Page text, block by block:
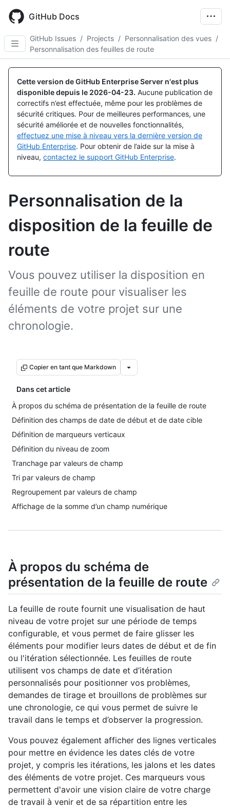
main
content
GitHub Docs
GitHub Issues / Projects / Personnalisation des vues /
Personnalisation des feuilles de route
Cette version de GitHub Enterprise Server n'est plus
disponible depuis le 2026-04-23. Aucune publication de
correctifs n’est effectuée, même pour les problèmes de
sécurité critiques. Pour de meilleures performances, une
sécurité améliorée et de nouvelles fonctionnalités,
effectuez une mise à niveau vers la dernière version de
GitHub Enterprise. Pour obtenir de l’aide sur la mise à
niveau, contactez le support GitHub Enterprise.
Personnalisation de la
disposition de la feuille de
route
Vous pouvez utiliser la disposition en
feuille de route pour visualiser les
éléments de votre projet sur une
chronologie.
Copier en tant que Markdown
Dans cet article
À propos du schéma de présentation de la feuille de route
Définition des champs de date de début et de date cible
Définition de marqueurs verticaux
Définition du niveau de zoom
Tranchage par valeurs de champ
Tri par valeurs de champ
Regroupement par valeurs de champ
Affichage de la somme d’un champ numérique
À propos du schéma de
présentation de la feuille de route
La feuille de route fournit une visualisation de haut
niveau de votre projet sur une période de temps
configurable, et vous permet de faire glisser les
éléments pour modifier leurs dates de début et de fin
ou l'itération sélectionnée. Les feuilles de route
utilisent vos champs de date et d’itération
personnalisés pour positionner vos problèmes,
demandes de tirage et brouillons de problèmes sur
une chronologie, ce qui vous permet de suivre le
travail dans le temps et d’observer la progression.
Vous pouvez également afficher des lignes verticales
pour mettre en évidence les dates clés de votre
projet, y compris les itérations, les jalons et les dates
des éléments de votre projet. Ces marqueurs vous
permettent d'avoir une vision claire de votre charge
de travail à venir et de sa répartition entre les